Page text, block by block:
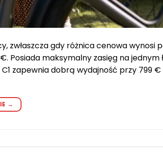
zwłaszcza gdy różnica cenowa wynosi
Posiada maksymalny zasięg na jednym
zapewnia dobrą wydajność przy 799 €
→